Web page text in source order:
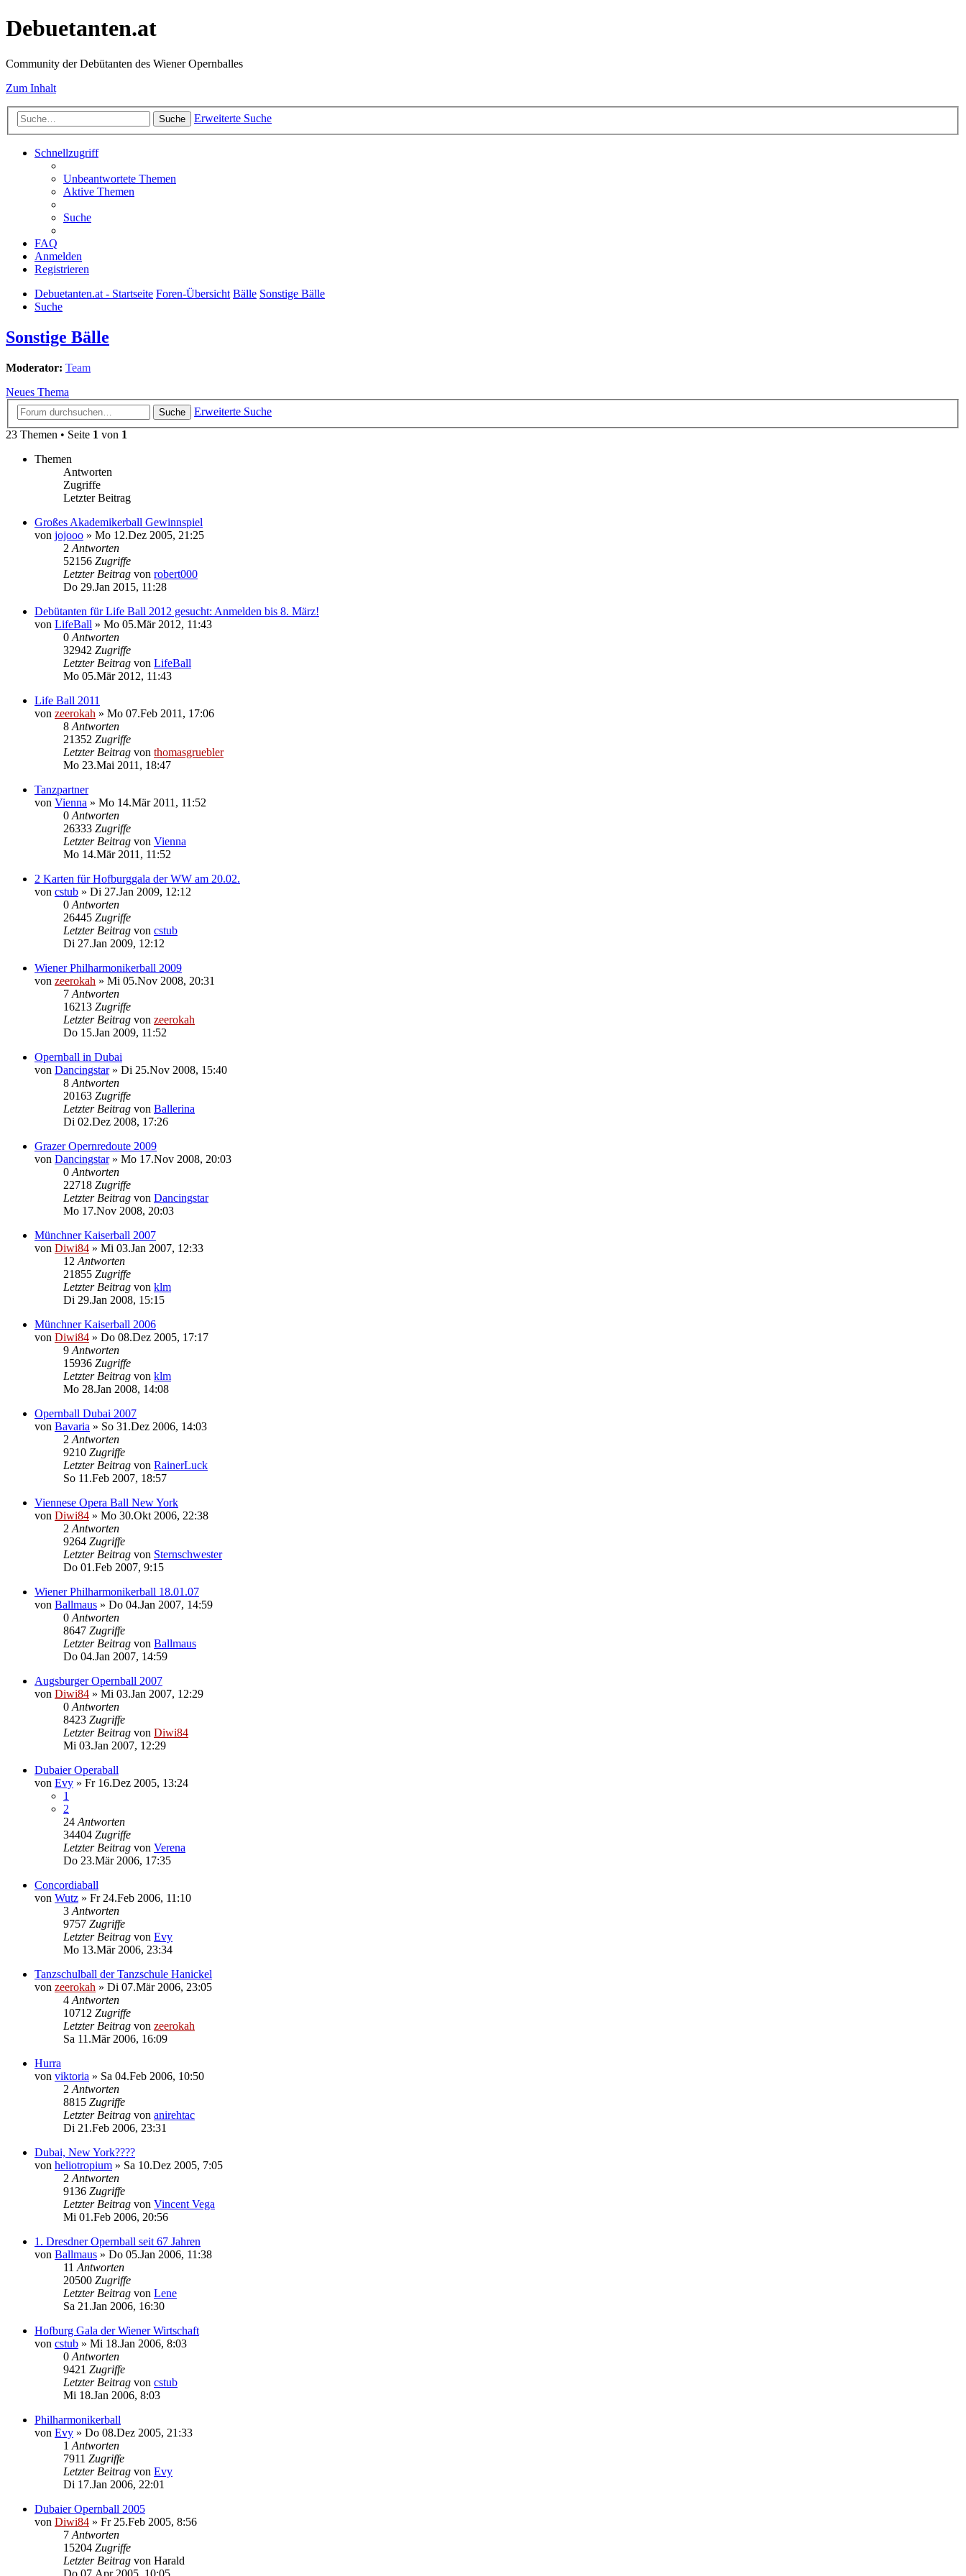
Debuetanten.at
Community der Debütanten des Wiener Opernballes
Zum Inhalt
Suche Erweiterte Suche
Schnellzugriff
Unbeantwortete Themen
Aktive Themen
Suche
FAQ
Anmelden
Registrieren
Debuetanten.at - Startseite Foren-Übersicht Bälle Sonstige Bälle
Suche
Sonstige Bälle
Moderator: Team
Neues Thema
Suche
Erweiterte Suche
23 Themen • Seite 1 von 1
Themen
Antworten
Zugriffe
Letzter Beitrag
Großes Akademikerball Gewinnspiel
von jojooo » Mo 12.Dez 2005, 21:25
2 Antworten
52156 Zugriffe
Letzter Beitrag von robert000
Do 29.Jan 2015, 11:28
Debütanten für Life Ball 2012 gesucht: Anmelden bis 8. März!
von LifeBall » Mo 05.Mär 2012, 11:43
0 Antworten
32942 Zugriffe
Letzter Beitrag von LifeBall
Mo 05.Mär 2012, 11:43
Life Ball 2011
von zeerokah » Mo 07.Feb 2011, 17:06
8 Antworten
21352 Zugriffe
Letzter Beitrag von thomasgruebler
Mo 23.Mai 2011, 18:47
Tanzpartner
von Vienna » Mo 14.Mär 2011, 11:52
0 Antworten
26333 Zugriffe
Letzter Beitrag von Vienna
Mo 14.Mär 2011, 11:52
2 Karten für Hofburggala der WW am 20.02.
von cstub » Di 27.Jan 2009, 12:12
0 Antworten
26445 Zugriffe
Letzter Beitrag von cstub
Di 27.Jan 2009, 12:12
Wiener Philharmonikerball 2009
von zeerokah » Mi 05.Nov 2008, 20:31
7 Antworten
16213 Zugriffe
Letzter Beitrag von zeerokah
Do 15.Jan 2009, 11:52
Opernball in Dubai
von Dancingstar» Di 25.Nov 2008, 15:40
8 Antworten
20163 Zugriffe
Letzter Beitrag von Ballerina
Di 02.Dez 2008, 17:26
Grazer Opernredoute 2009
von Dancingstar» Mo 17.Nov 2008, 20:03
0 Antworten
22718 Zugriffe
Letzter Beitrag von Dancingstar
Mo 17.Nov 2008, 20:03
Münchner Kaiserball 2007
von Diwi84 » Mi 03.Jan 2007, 12:33
12 Antworten
21855 Zugriffe
Letzter Beitrag von klm
Di 29.Jan 2008, 15:15
Münchner Kaiserball 2006
von Diwi84 » Do 08.Dez 2005, 17:17
9 Antworten
15936 Zugriffe
Letzter Beitrag von klm
Mo 28.Jan 2008, 14:08
Opernball Dubai 2007
von Bavaria » So 31.Dez 2006, 14:03
2 Antworten
9210 Zugriffe
Letzter Beitrag von RainerLuck
So 11.Feb 2007, 18:57
Viennese Opera Ball New York
von Diwi84 » Mo 30.Okt 2006, 22:38
2 Antworten
9264 Zugriffe
Letzter Beitrag von Sternschwester
Do 01.Feb 2007, 9:15
Wiener Philharmonikerball 18.01.07
von Ballmaus » Do 04.Jan 2007, 14:59
0 Antworten
8647 Zugriffe
Letzter Beitrag von Ballmaus
Do 04.Jan 2007, 14:59
Augsburger Opernball 2007
von Diwi84 » Mi 03.Jan 2007, 12:29
0 Antworten
8423 Zugriffe
Letzter Beitrag von Diwi84
Mi 03.Jan 2007, 12:29
Dubaier Operaball
von Evy » Fr 16.Dez 2005, 13:24
1
2
24 Antworten
34404 Zugriffe
Letzter Beitrag von Verena
Do 23.Mär 2006, 17:35
Concordiaball
von Wutz » Fr 24.Feb 2006, 11:10
3 Antworten
9757 Zugriffe
Letzter Beitrag von Evy
Mo 13.Mär 2006, 23:34
Tanzschulball der Tanzschule Hanickel
von zeerokah » Di 07.Mär 2006, 23:05
4 Antworten
10712 Zugriffe
Letzter Beitrag von zeerokah
Sa 11.Mär 2006, 16:09
Hurra
von viktoria » Sa 04.Feb 2006, 10:50
2 Antworten
8815 Zugriffe
Letzter Beitrag von anirehtac
Di 21.Feb 2006, 23:31
Dubai, New York????
von heliotropium » Sa 10.Dez 2005, 7:05
2 Antworten
9136 Zugriffe
Letzter Beitrag von Vincent Vega
Mi 01.Feb 2006, 20:56
1. Dresdner Opernball seit 67 Jahren
von Ballmaus » Do 05.Jan 2006, 11:38
11 Antworten
20500 Zugriffe
Letzter Beitrag von Lene
Sa 21.Jan 2006, 16:30
Hofburg Gala der Wiener Wirtschaft
von cstub » Mi 18.Jan 2006, 8:03
0 Antworten
9421 Zugriffe
Letzter Beitrag von cstub
Mi 18.Jan 2006, 8:03
Philharmonikerball
von Evy » Do 08.Dez 2005, 21:33
1 Antworten
7911 Zugriffe
Letzter Beitrag von Evy
Di 17.Jan 2006, 22:01
Dubaier Opernball 2005
von Diwi84 » Fr 25.Feb 2005, 8:56
7 Antworten
15204 Zugriffe
Letzter Beitrag von Harald
Do 07.Apr 2005, 10:05